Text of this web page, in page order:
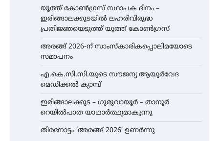
യൂത്ത് കോൺഗ്രസ്‌ സ്ഥാപക ദിനം –
ഇരിങ്ങാലക്കുടയിൽ ലഹരിവിരുദ്ധ
പ്രതിജ്ഞയെടുത്ത് യൂത്ത് കോൺഗ്രസ്
അരങ്ങ് 2026-ന് സാംസ്കാരികപ്പൊലിമയോടെ
സമാപനം
എ.കെ.സി.സി.യുടെ സൗജന്യ ആയുർവേദ
മെഡിക്കൽ ക്യാമ്പ്
ഇരിങ്ങാലക്കുട – ഗുരുവായൂർ – താനൂർ
റെയിൽപാത യാഥാർത്ഥ്യമാകുന്നു
തിരനോട്ടം ‘അരങ്ങ് 2026’ ഉണർന്നു